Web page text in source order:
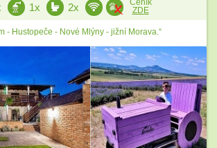
1x 2x
ZDE
- Hustopeče - Nové Mlýny - jižní Morava.“